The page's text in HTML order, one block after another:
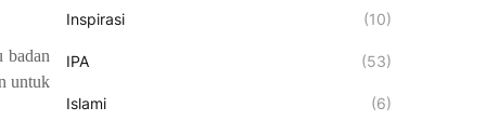
badan
untuk
Inspirasi (10)
IPA (53)
Islami (6)